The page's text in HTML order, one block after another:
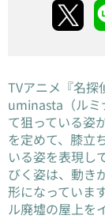
TVアニメ『名探
uminasta（ルミ
て狙っている姿
を定めて、膝立
いる姿を表現し
びく姿は、動き
形になっていま
ル廃墟の屋上を